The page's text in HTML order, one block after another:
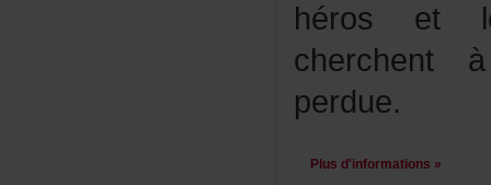
perdue.
Plusd'informations»